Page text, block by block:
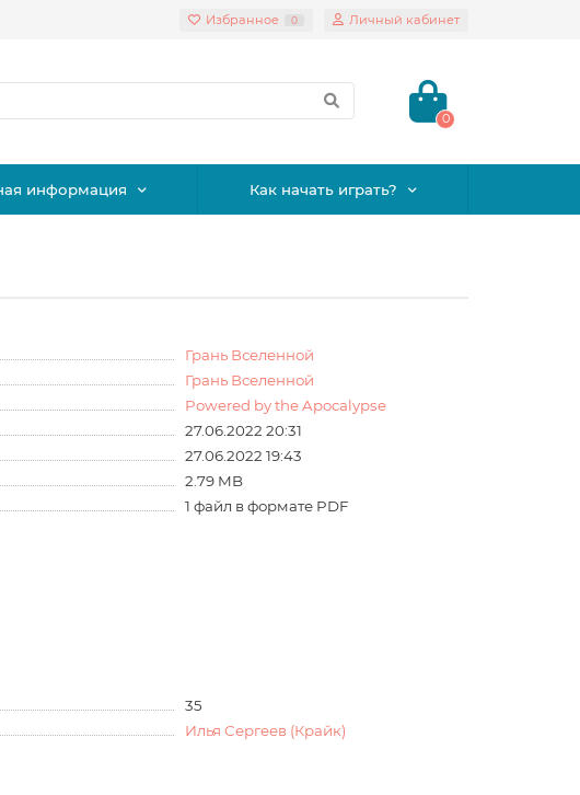
Избранное 0 Личный кабинет
0
информация Как начать играть?
Грань Вселенной
Грань Вселенной
Powered by the Apocalypse
27.06.2022 20:31
27.06.2022 19:43
2.79 MB
1 файл в формате PDF
35
Илья Сергеев (Крайк)